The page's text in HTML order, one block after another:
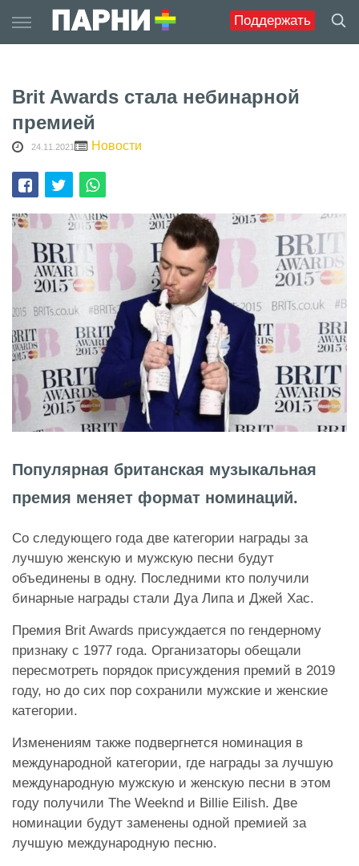
Поддержать
to
content
Brit Awards стала небинарной
премией
24.11.2021 Новости
Популярная британская музыкальная
премия меняет формат номинаций.
Со следующего года две категории награды за
лучшую женскую и мужскую песни будут
объединены в одну. Последними кто получили
бинарные награды стали Дуа Липа и Джей Хас.
Премия Brit Awards присуждается по гендерному
признаку с 1977 года. Организаторы обещали
пересмотреть порядок присуждения премий в 2019
году, но до сих пор сохранили мужские и женские
категории.
Изменениям также подвергнется номинация в
международной категории, где награды за лучшую
международную мужскую и женскую песни в этом
году получили The Weeknd и Billie Eilish. Две
номинации будут заменены одной премией за
лучшую международную песню.